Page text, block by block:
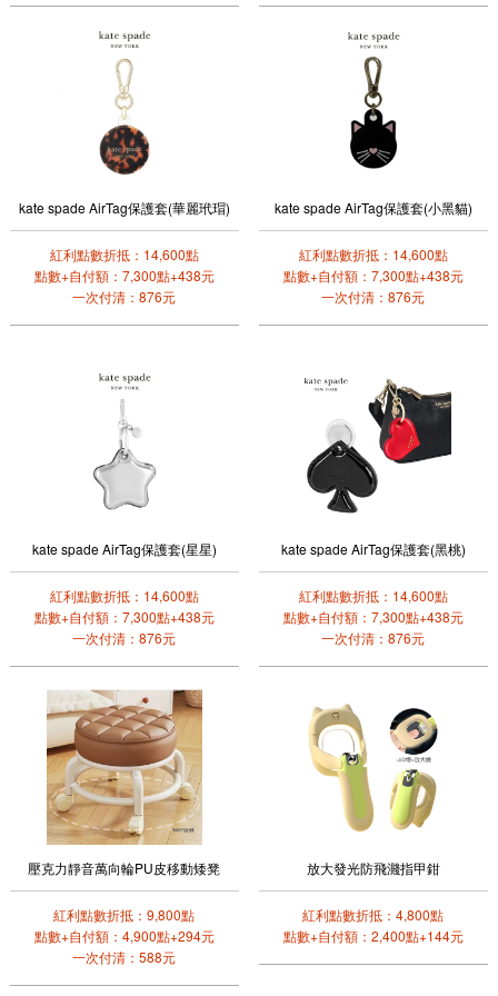
kate spade AirTag保護套(華麗玳瑁)
紅利點數折抵：14,600點
點數+自付額：7,300點+438元
一次付清：876元
kate spade AirTag保護套(小黑貓)
紅利點數折抵：14,600點
點數+自付額：7,300點+438元
一次付清：876元
kate spade AirTag保護套(星星)
紅利點數折抵：14,600點
點數+自付額：7,300點+438元
一次付清：876元
kate spade AirTag保護套(黑桃)
紅利點數折抵：14,600點
點數+自付額：7,300點+438元
一次付清：876元
壓克力靜音萬向輪PU皮移動矮凳
紅利點數折抵：9,800點
點數+自付額：4,900點+294元
一次付清：588元
放大發光防飛濺指甲鉗
紅利點數折抵：4,800點
點數+自付額：2,400點+144元